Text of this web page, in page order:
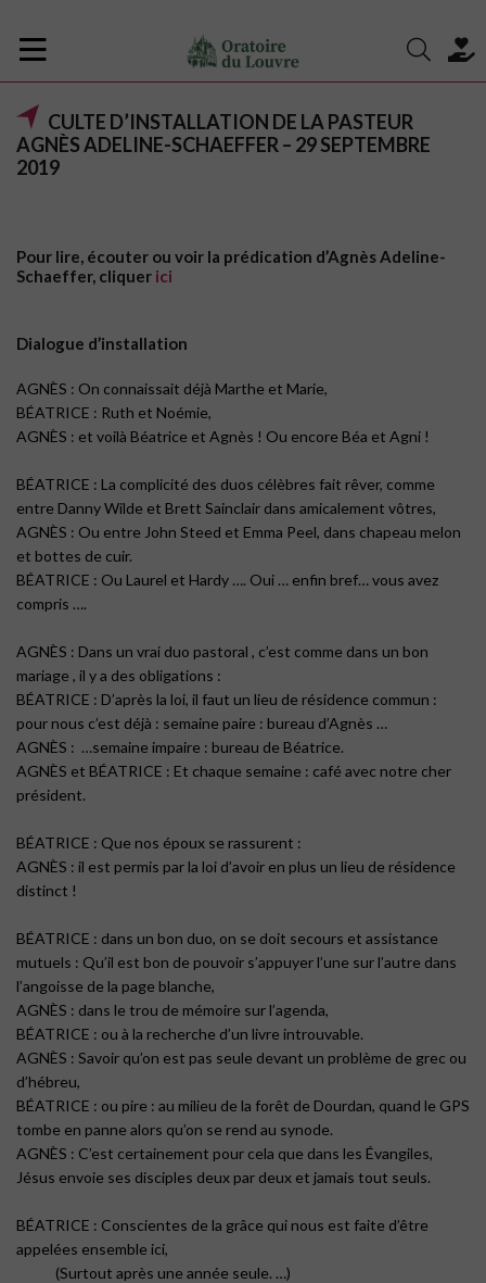
CULTE D’INSTALLATION DE LA PASTEUR
AGNÈS ADELINE-SCHAEFFER – 29 SEPTEMBRE
2019
Pour lire, écouter ou voir la prédication d’Agnès Adeline-
Schaeffer, cliquer ici
Dialogue d’installation
AGNÈS : On connaissait déjà Marthe et Marie,
BÉATRICE : Ruth et Noémie,
AGNÈS : et voilà Béatrice et Agnès ! Ou encore Béa et Agni !
BÉATRICE : La complicité des duos célèbres fait rêver, comme
entre Danny Wilde et Brett Sainclair dans amicalement vôtres,
AGNÈS : Ou entre John Steed et Emma Peel, dans chapeau melon
et bottes de cuir.
BÉATRICE : Ou Laurel et Hardy …. Oui … enfin bref… vous avez
compris ….
AGNÈS : Dans un vrai duo pastoral , c’est comme dans un bon
mariage , il y a des obligations :
BÉATRICE : D’après la loi, il faut un lieu de résidence commun :
pour nous c’est déjà : semaine paire : bureau d’Agnès …
AGNÈS : …semaine impaire : bureau de Béatrice.
AGNÈS et BÉATRICE : Et chaque semaine : café avec notre cher
président.
BÉATRICE : Que nos époux se rassurent :
AGNÈS : il est permis par la loi d’avoir en plus un lieu de résidence
distinct !
BÉATRICE : dans un bon duo, on se doit secours et assistance
mutuels : Qu’il est bon de pouvoir s’appuyer l’une sur l’autre dans
l’angoisse de la page blanche,
AGNÈS : dans le trou de mémoire sur l’agenda,
BÉATRICE : ou à la recherche d’un livre introuvable.
AGNÈS : Savoir qu’on est pas seule devant un problème de grec ou
d’hébreu,
BÉATRICE : ou pire : au milieu de la forêt de Dourdan, quand le GPS
tombe en panne alors qu’on se rend au synode.
AGNÈS : C’est certainement pour cela que dans les Évangiles,
Jésus envoie ses disciples deux par deux et jamais tout seuls.
BÉATRICE : Conscientes de la grâce qui nous est faite d’être
appelées ensemble ici,
(Surtout après une année seule. …)